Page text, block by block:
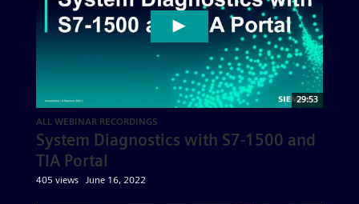
29:53
ALL WEBINAR RECORDINGS
System Diagnostics with S7-1500 and
TIA Portal
405 views June 16, 2022